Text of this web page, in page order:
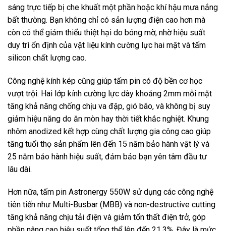
sáng trực tiếp bị che khuất một phần hoặc khí hậu mưa nắng
bất thường. Bạn không chỉ có sản lượng điện cao hơn mà
còn có thể giảm thiểu thiệt hại do bóng mờ, nhờ hiệu suất
duy trì ổn định của vật liệu kính cường lực hai mặt và tấm
silicon chất lượng cao.
Công nghệ kính kép cũng giúp tấm pin có độ bền cơ học
vượt trội. Hai lớp kính cường lực dày khoảng 2mm mỗi mặt
tăng khả năng chống chịu va đập, gió bão, và không bị suy
giảm hiệu năng do ăn mòn hay thời tiết khắc nghiệt. Khung
nhôm anodized kết hợp cùng chất lượng gia công cao giúp
tăng tuổi thọ sản phẩm lên đến 15 năm bảo hành vật lý và
25 năm bảo hành hiệu suất, đảm bảo bạn yên tâm đầu tư
lâu dài.
Hơn nữa, tấm pin Astronergy 550W sử dụng các công nghệ
tiên tiến như Multi-Busbar (MBB) và non-destructive cutting
tăng khả năng chịu tải điện và giảm tổn thất điện trở, góp